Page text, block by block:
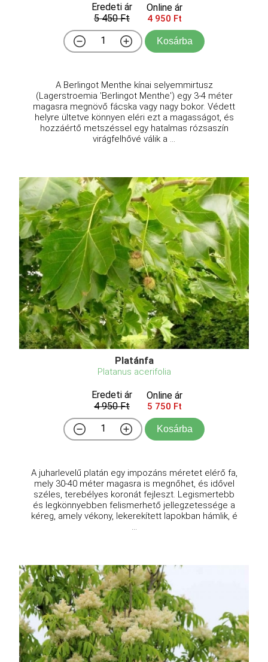
Eredeti ár
5 450 Ft
Online ár
4 950 Ft
Kosárba
A Berlingot Menthe kínai selyemmirtusz
(Lagerstroemia 'Berlingot Menthe') egy 3-4 méter
magasra megnövő fácska vagy nagy bokor. Védett
helyre ültetve könnyen eléri ezt a magasságot, és
hozzáértő metszéssel egy hatalmas rózsaszín
virágfelhővé válik a ...
Platánfa
Platanus acerifolia
Eredeti ár
4 950 Ft
Online ár
5 750 Ft
Kosárba
A juharlevelű platán egy impozáns méretet elérő fa,
mely 30-40 méter magasra is megnőhet, és idővel
széles, terebélyes koronát fejleszt. Legismertebb
és legkönnyebben felismerhető jellegzetessége a
kéreg, amely vékony, lekerekített lapokban hámlik, é
...